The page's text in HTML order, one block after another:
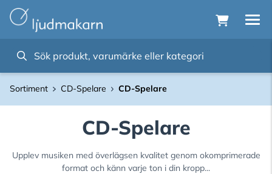
Sortiment CD-Spelare CD-Spelare
CD-Spelare
Upplev musiken med överlägsen kvalitet genom okomprimerade
format och känn varje ton i din kropp...